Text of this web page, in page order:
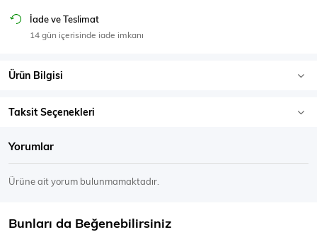
Eşofman Üstü
İade ve Teslimat
14 gün içerisinde iade imkanı
Ürün Bilgisi
Taksit Seçenekleri
Yorumlar
Ürüne ait yorum bulunmamaktadır.
Bunları da Beğenebilirsiniz